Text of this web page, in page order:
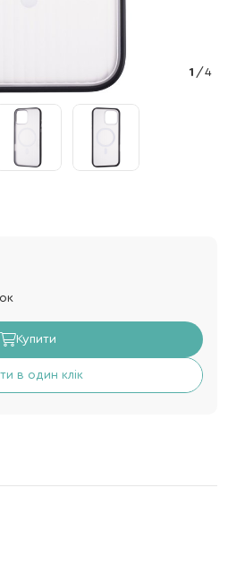
1 /4
Купити
в один клік